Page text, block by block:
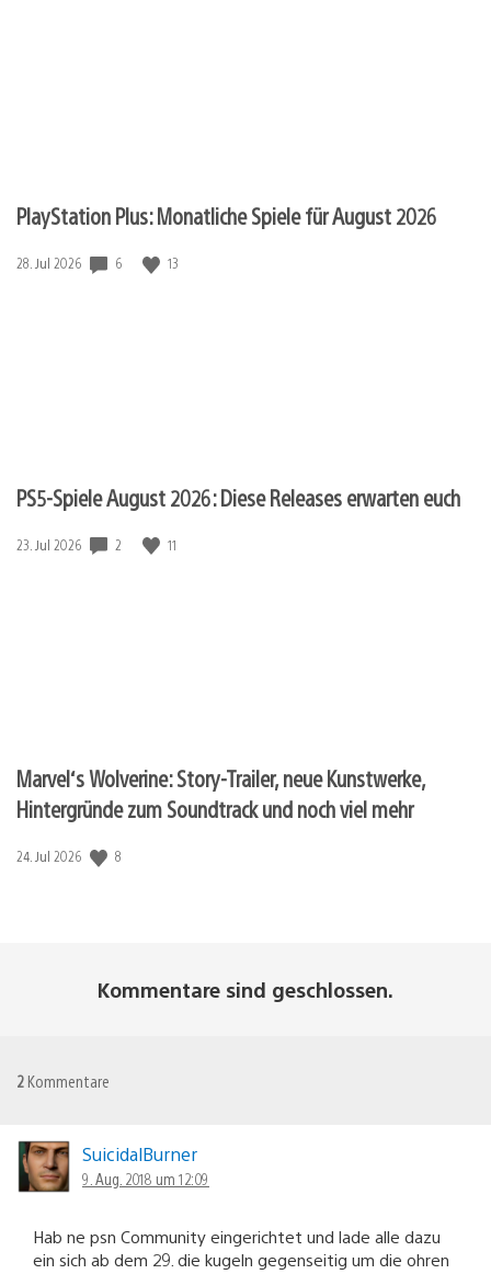
PlayStation Plus: Monatliche Spiele für August 2026
Veröffentlichungsdatum:
28. Jul 2026 6 13
PS5-Spiele August 2026: Diese Releases erwarten euch
Veröffentlichungsdatum:
23. Jul 2026 2 11
Marvel‘s Wolverine: Story-Trailer, neue Kunstwerke,
Hintergründe zum Soundtrack und noch viel mehr
Veröffentlichungsdatum:
24. Jul 2026 8
Kommentare sind geschlossen.
2 Kommentare
SuicidalBurner
9. Aug. 2018 um 12:09
Hab ne psn Community eingerichtet und lade alle dazu
ein sich ab dem 29. die kugeln gegenseitig um die ohren